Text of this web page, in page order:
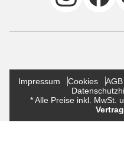
Impressum Cookies AGB
* Alle Preise inkl. MwSt.